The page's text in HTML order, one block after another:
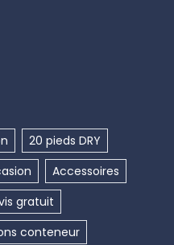
20 pieds DRY
Accessoires
gratuit
conteneur